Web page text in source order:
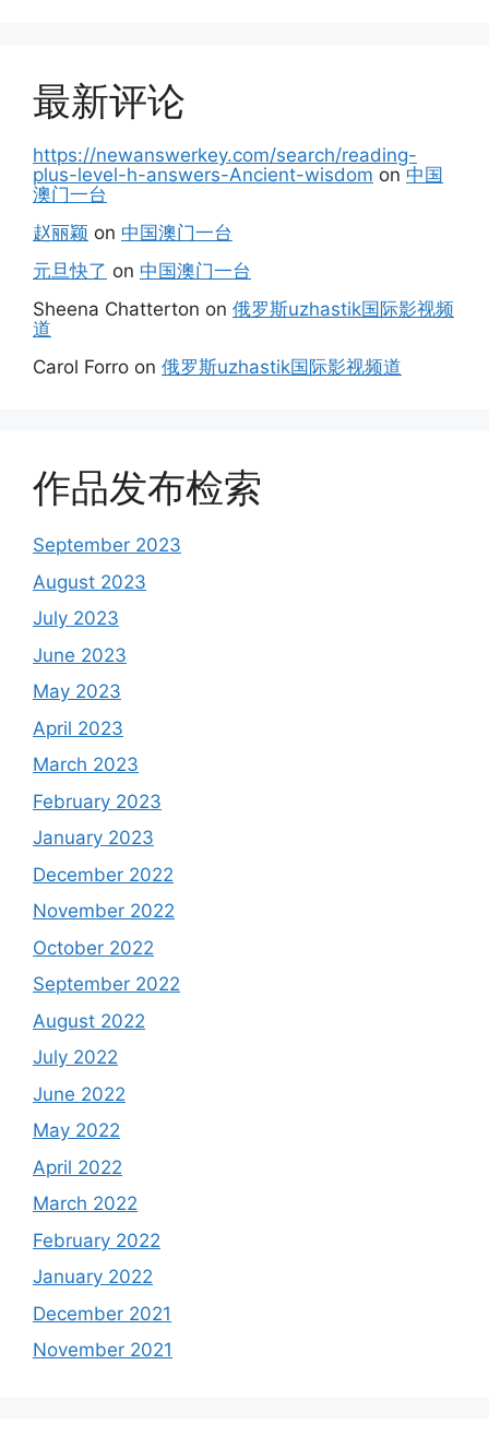
最新评论
https://newanswerkey.com/search/reading-
plus-level-h-answers-Ancient-wisdom on 中国
澳门一台
赵丽颖 on 中国澳门一台
元旦快了 on 中国澳门一台
Sheena Chatterton on 俄罗斯uzhastik国际影视频
道
Carol Forro on 俄罗斯uzhastik国际影视频道
作品发布检索
September 2023
August 2023
July 2023
June 2023
May 2023
April 2023
March 2023
February 2023
January 2023
December 2022
November 2022
October 2022
September 2022
August 2022
July 2022
June 2022
May 2022
April 2022
March 2022
February 2022
January 2022
December 2021
November 2021